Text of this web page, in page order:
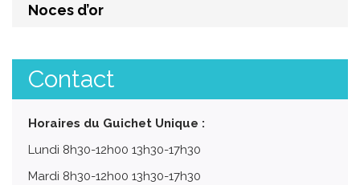
Noces d’or
Contact
Horaires du Guichet Unique :
Lundi 8h30-12h00 13h30-17h30
Mardi 8h30-12h00 13h30-17h30